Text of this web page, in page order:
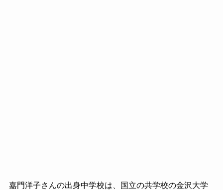
嘉門洋子さんの出身中学校は、国立の共学校の金沢大学